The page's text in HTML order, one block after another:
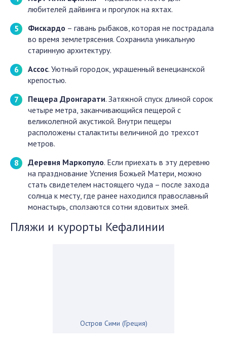
любителей дайвинга и прогулок на яхтах.
Фискардо – гавань рыбаков, которая не пострадала
во время землетрясения. Сохранила уникальную
старинную архитектуру.
Ассос. Уютный городок, украшенный венецианской
крепостью.
Пещера Дронгарати. Затяжной спуск длиной сорок
четыре метра, заканчивающийся пещерой с
великолепной акустикой. Внутри пещеры
расположены сталактиты величиной до трехсот
метров.
Деревня Маркопуло. Если приехать в эту деревню
на празднование Успения Божьей Матери, можно
стать свидетелем настоящего чуда – после захода
солнца к месту, где ранее находился православный
монастырь, сползаются сотни ядовитых змей.
Пляжи и курорты Кефалинии
Остров Сими (Греция)